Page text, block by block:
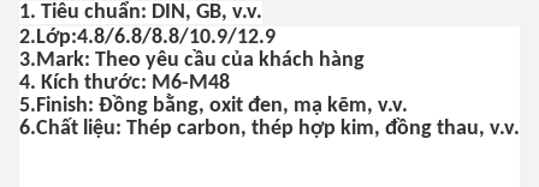
1. Tiêu chuẩn: DIN, GB, v.v.
2.Lớp:4.8/6.8/8.8/10.9/12.9
3.Mark: Theo yêu cầu của khách hàng
4. Kích thước: M6-M48
5.Finish: Đồng bằng, oxit đen, mạ kẽm, v.v.
6.Chất liệu: Thép carbon, thép hợp kim, đồng thau, v.v.